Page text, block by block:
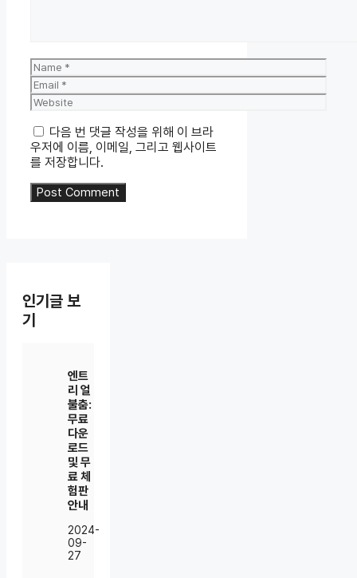
Name
Email
Website
다음 번 댓글 작성을 위해 이 브라
우저에 이름, 이메일, 그리고 웹사이트
를 저장합니다.
인기글 보
기
엔트
리 얼
불춤:
무료
다운
로드
및 무
료 체
험판
안내
2024-
09-
27